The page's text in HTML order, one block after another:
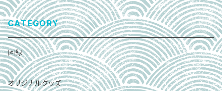
CATEGORY
図録
オリジナルグッズ